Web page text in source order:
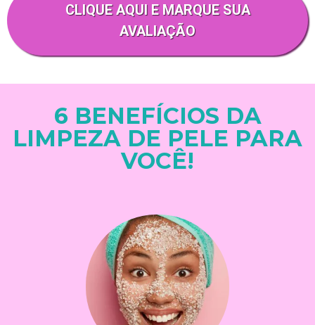
CLIQUE AQUI E MARQUE SUA
AVALIAÇÃO
6 BENEFÍCIOS DA
LIMPEZA DE PELE PARA
VOCÊ!